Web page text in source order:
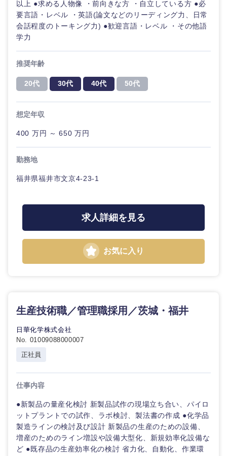
中国・四国地方
岡山県 広島県
山口県 徳島県
香川県 愛媛県
以上 ●求める人物像 ・前向きな方 ・自立している方 ●必
要言語・レベル ・英語(論文などのリーディング力、日常
会話程度のトーキング力) ●歓迎言語・レベル ・その他語
学力
推奨年齢
20代 30代 40代 50代
想定年収
400 万円 ～ 650 万円
勤務地
福井県福井市文京4-23-1
求人詳細を見る
お気に入り
生産技術職／管理職採用／茨城・福井
日華化学株式会社
No. 01009088000007
正社員
仕事内容
●新製品の量産化検討 新製品試作の現場立ち合い、パイロ
ットプラントでの試作、ラボ検討、製法書の作成 ●化学品
製造ラインの検討及び設計 新製品の生産のための設備、
増産のためのライン増設や設備大型化、新規効率化設備な
ど ●既存品の生産効率化の検討 省力化、自動化、作業環